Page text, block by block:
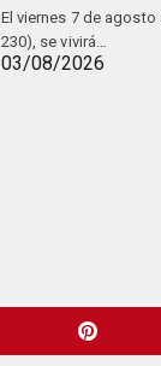
El viernes 7 de agosto
230), se vivirá…
03/08/2026